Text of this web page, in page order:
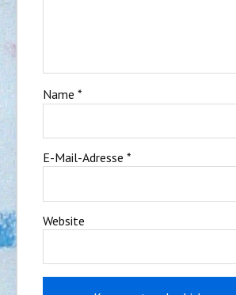
Name *
E-Mail-Adresse *
Website